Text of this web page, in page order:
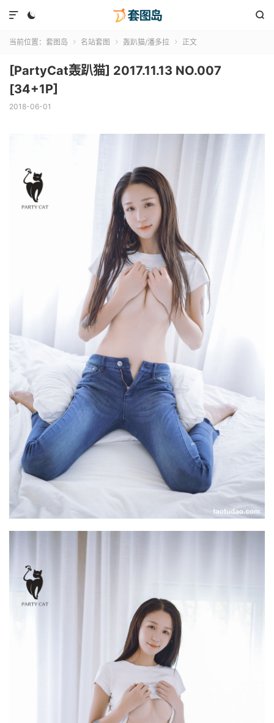
 

当前位置： 套图岛  名站套图  轰趴猫/潘多拉  正文
[PartyCat轰趴猫] 2017.11.13 NO.007
[34+1P]
2018-06-01